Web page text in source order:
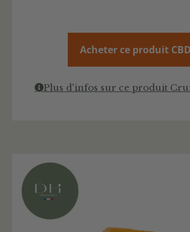
Acheter ce produit CBD
Plus d'infos sur ce produit